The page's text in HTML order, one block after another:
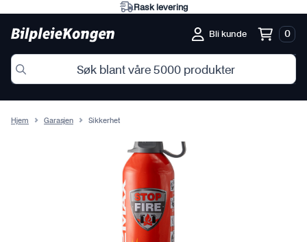
Rask levering
Bli kunde 0
Hjem Garasjen Sikkerhet